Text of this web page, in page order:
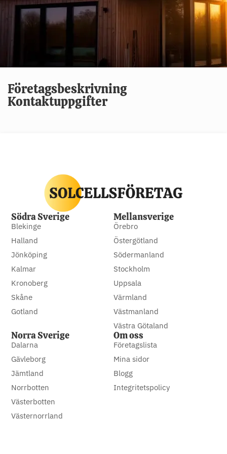
Företagsbeskrivning
Kontaktuppgifter
Södra Sverige
Blekinge
Halland
Jönköping
Kalmar
Kronoberg
Skåne
Gotland
Mellansverige
Örebro
Östergötland
Södermanland
Stockholm
Uppsala
Värmland
Västmanland
Västra Götaland
Norra Sverige
Dalarna
Gävleborg
Jämtland
Norrbotten
Västerbotten
Västernorrland
Om oss
Företagslista
Mina sidor
Blogg
Integritetspolicy